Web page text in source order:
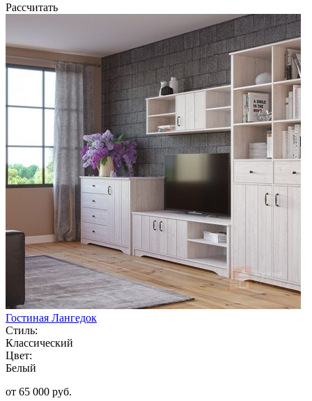
Рассчитать
Гостиная Лангедок
Стиль:
Классический
Цвет:
Белый
от 65 000 руб.